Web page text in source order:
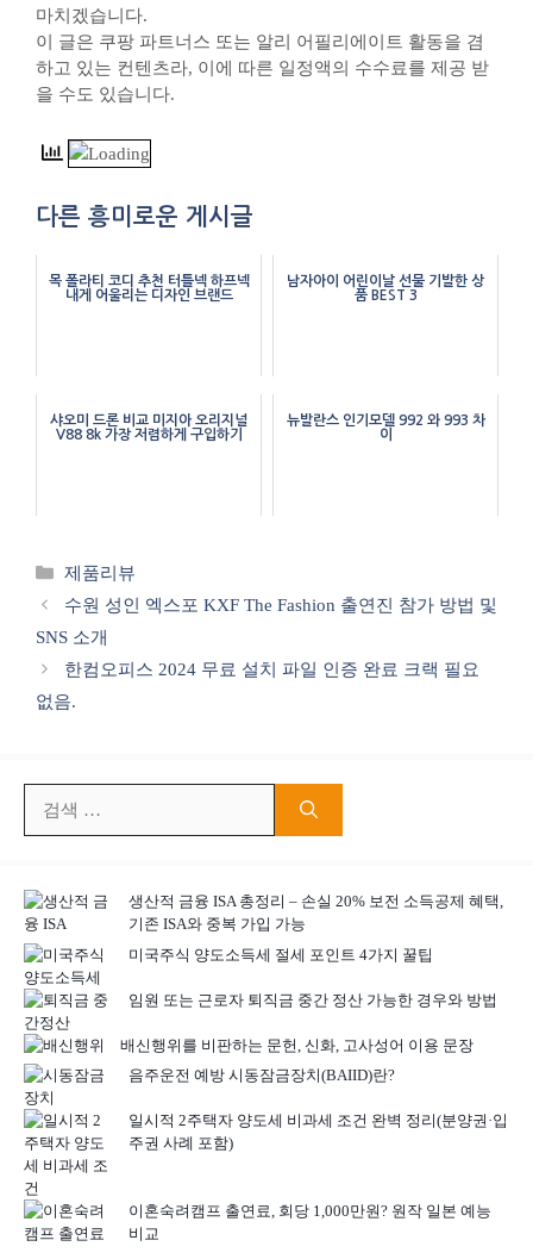
마치겠습니다.
이 글은 쿠팡 파트너스 또는 알리 어필리에이트 활동을 겸
하고 있는 컨텐츠라, 이에 따른 일정액의 수수료를 제공 받
을 수도 있습니다.
다른 흥미로운 게시글
목 폴라티 코디 추천 터틀넥 하프넥
내게 어울리는 디자인 브랜드
남자아이 어린이날 선물 기발한 상
품 BEST 3
샤오미 드론 비교 미지아 오리지널
V88 8k 가장 저렴하게 구입하기
뉴발란스 인기모델 992 와 993 차
이
카
테
리
제품리뷰
수원 성인 엑스포 KXF The Fashion 출연진 참가 방법 및
SNS 소개
한컴오피스 2024 무료 설치 파일 인증 완료 크랙 필요
없음.
생산적 금융 ISA 총정리 – 손실 20% 보전 소득공제 혜택,
기존 ISA와 중복 가입 가능
미국주식 양도소득세 절세 포인트 4가지 꿀팁
임원 또는 근로자 퇴직금 중간 정산 가능한 경우와 방법
배신행위를 비판하는 문헌, 신화, 고사성어 이용 문장
음주운전 예방 시동잠금장치(BAIID)란?
일시적 2주택자 양도세 비과세 조건 완벽 정리(분양권·입
주권 사례 포함)
이혼숙려캠프 출연료, 회당 1,000만원? 원작 일본 예능
비교